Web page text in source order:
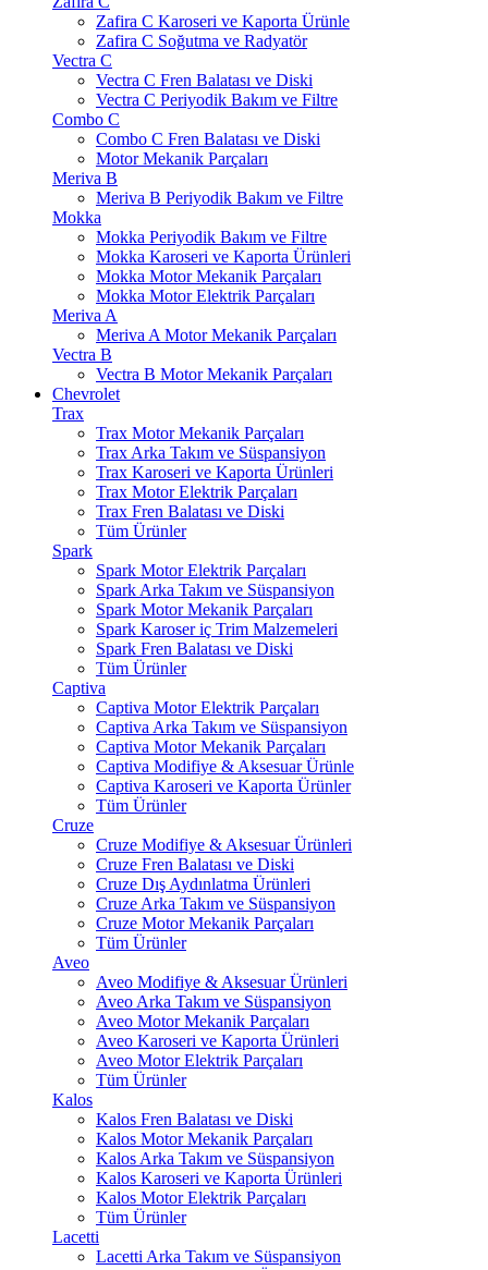
Zafira C Karoseri ve Kaporta Ürünle
Zafira C Soğutma ve Radyatör
Vectra C
Vectra C Fren Balatası ve Diski
Vectra C Periyodik Bakım ve Filtre
Combo C
Combo C Fren Balatası ve Diski
Motor Mekanik Parçaları
Meriva B
Meriva B Periyodik Bakım ve Filtre
Mokka
Mokka Periyodik Bakım ve Filtre
Mokka Karoseri ve Kaporta Ürünleri
Mokka Motor Mekanik Parçaları
Mokka Motor Elektrik Parçaları
Meriva A
Meriva A Motor Mekanik Parçaları
Vectra B
Vectra B Motor Mekanik Parçaları
Chevrolet
Trax
Trax Motor Mekanik Parçaları
Trax Arka Takım ve Süspansiyon
Trax Karoseri ve Kaporta Ürünleri
Trax Motor Elektrik Parçaları
Trax Fren Balatası ve Diski
Tüm Ürünler
Spark
Spark Motor Elektrik Parçaları
Spark Arka Takım ve Süspansiyon
Spark Motor Mekanik Parçaları
Spark Karoser iç Trim Malzemeleri
Spark Fren Balatası ve Diski
Tüm Ürünler
Captiva
Captiva Motor Elektrik Parçaları
Captiva Arka Takım ve Süspansiyon
Captiva Motor Mekanik Parçaları
Captiva Modifiye & Aksesuar Ürünle
Captiva Karoseri ve Kaporta Ürünler
Tüm Ürünler
Cruze
Cruze Modifiye & Aksesuar Ürünleri
Cruze Fren Balatası ve Diski
Cruze Dış Aydınlatma Ürünleri
Cruze Arka Takım ve Süspansiyon
Cruze Motor Mekanik Parçaları
Tüm Ürünler
Aveo
Aveo Modifiye & Aksesuar Ürünleri
Aveo Arka Takım ve Süspansiyon
Aveo Motor Mekanik Parçaları
Aveo Karoseri ve Kaporta Ürünleri
Aveo Motor Elektrik Parçaları
Tüm Ürünler
Kalos
Kalos Fren Balatası ve Diski
Kalos Motor Mekanik Parçaları
Kalos Arka Takım ve Süspansiyon
Kalos Karoseri ve Kaporta Ürünleri
Kalos Motor Elektrik Parçaları
Tüm Ürünler
Lacetti
Lacetti Arka Takım ve Süspansiyon